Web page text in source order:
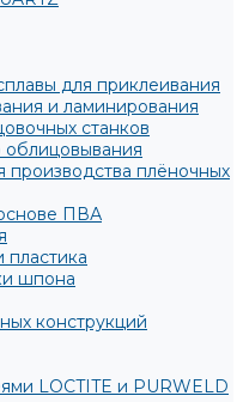
для приклеивания
и ламинирования
станков
облицовывания
плёночных
ПВА
пластика
шпона
конструкций
LOCTITE и PURWELD